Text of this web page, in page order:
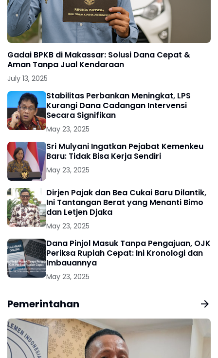
Gadai BPKB di Makassar: Solusi Dana Cepat &
Aman Tanpa Jual Kendaraan
July 13, 2025
Stabilitas Perbankan Meningkat, LPS
Kurangi Dana Cadangan Intervensi
Secara Signifikan
May 23, 2025
Sri Mulyani Ingatkan Pejabat Kemenkeu
Baru: Tidak Bisa Kerja Sendiri
May 23, 2025
Dirjen Pajak dan Bea Cukai Baru Dilantik,
Ini Tantangan Berat yang Menanti Bimo
dan Letjen Djaka
May 23, 2025
Dana Pinjol Masuk Tanpa Pengajuan, OJK
Periksa Rupiah Cepat: Ini Kronologi dan
Imbauannya
May 23, 2025
Pemerintahan